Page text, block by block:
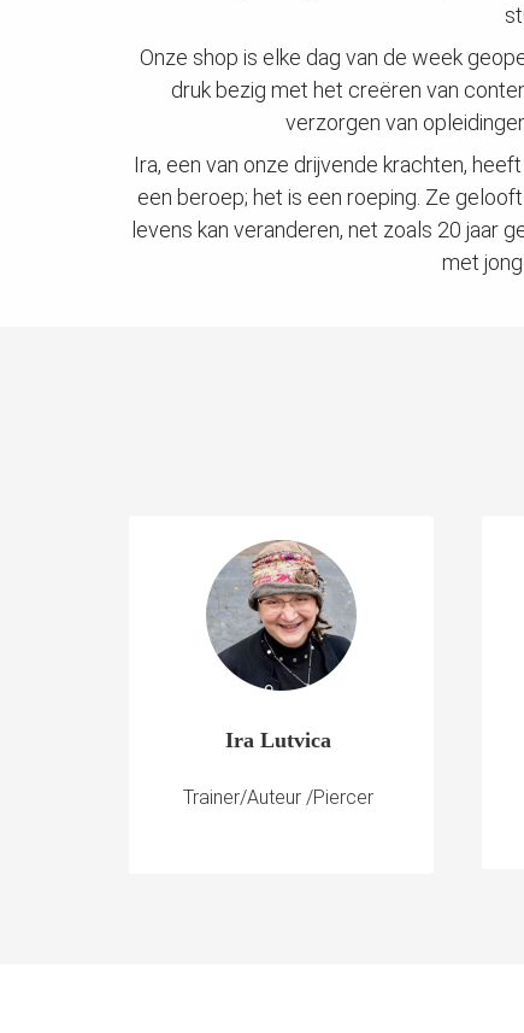
Onze shop is elke dag van de week
druk bezig met het creëren van
verzorgen van
Ira, een van onze drijvende krachten,
een beroep; het is een roeping. Ze
levens kan veranderen, net zoals 20 jaar
met
Ira Lutvica
Trainer/Auteur /Piercer